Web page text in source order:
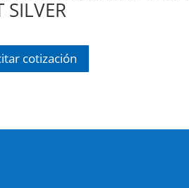
SILVER
cotización